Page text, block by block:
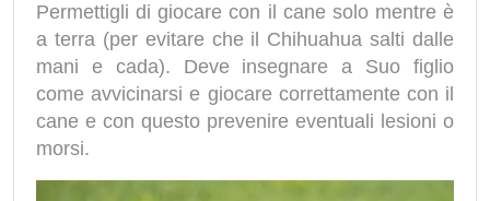
Permettigli di giocare con il cane solo mentre è
a terra (per evitare che il Chihuahua salti dalle
mani e cada). Deve insegnare a Suo figlio
come avvicinarsi e giocare correttamente con il
cane e con questo prevenire eventuali lesioni o
morsi.